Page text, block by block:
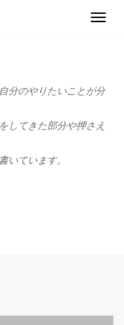
分のやりたいことが分
してきた部分や押さえ
いています。